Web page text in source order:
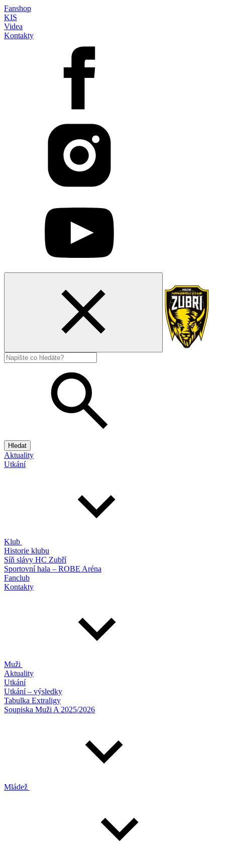
Fanshop
KIS
Videa
Kontakty
Hledat
Aktuality
Utkání
Klub
Historie klubu
Síň slávy HC Zubří
Sportovní hala – ROBE Aréna
Fanclub
Kontakty
Muži
Aktuality
Utkání
Utkání – výsledky
Tabulka Extraligy
Soupiska Muži A 2025/2026
Mládež